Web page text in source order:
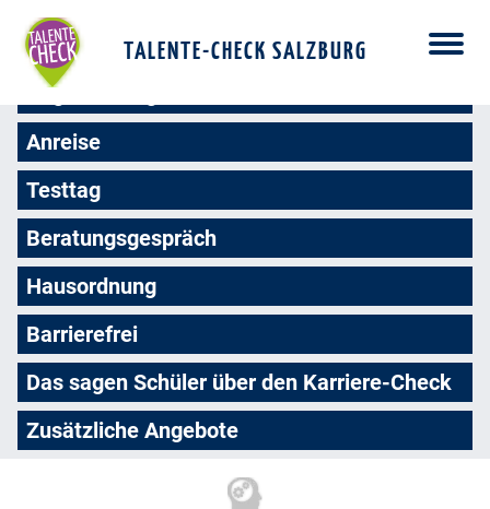
TALENTE-CHECK SALZBURG
Das Wichtigste auf einen Blick
Registrierung
Anreise
Testtag
Beratungsgespräch
Hausordnung
Barrierefrei
Das sagen Schüler über den Karriere-Check
Zusätzliche Angebote